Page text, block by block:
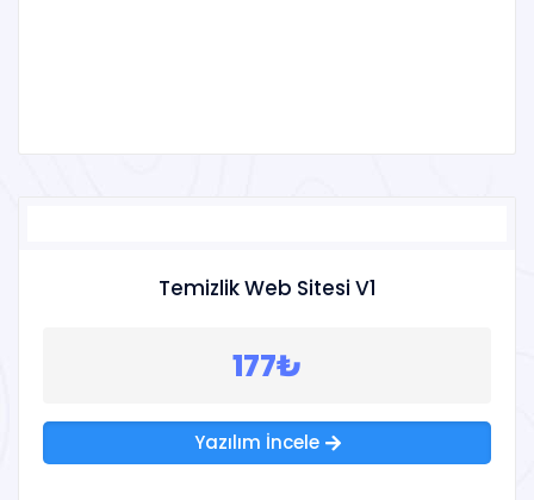
Temizlik Web Sitesi V1
177₺
Yazılım İncele